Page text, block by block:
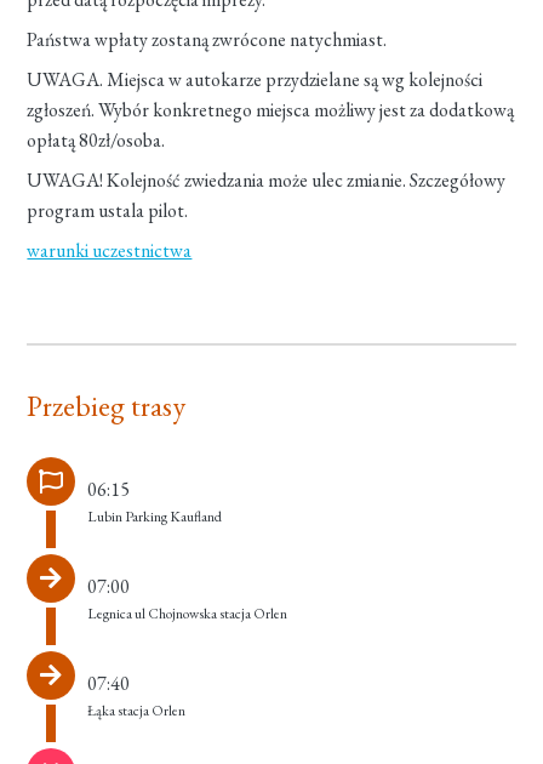
Państwa wpłaty zostaną zwrócone natychmiast.
UWAGA. Miejsca w autokarze przydzielane są wg kolejności
zgłoszeń. Wybór konkretnego miejsca możliwy jest za dodatkową
opłatą 80zł/osoba.
UWAGA! Kolejność zwiedzania może ulec zmianie. Szczegółowy
program ustala pilot.
warunki uczestnictwa
Przebieg trasy
06:15
Lubin Parking Kaufland
07:00
Legnica ul Chojnowska stacja Orlen
07:40
Łąka stacja Orlen